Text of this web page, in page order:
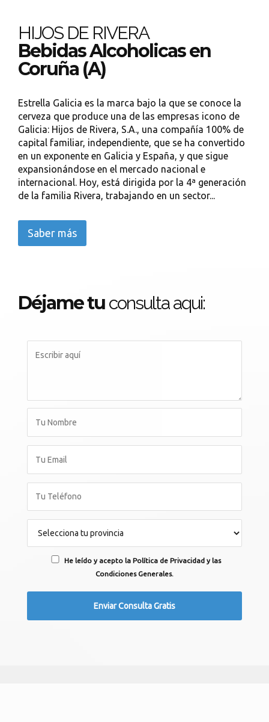
HIJOS DE RIVERA
Bebidas Alcoholicas en
Coruña (A)
Estrella Galicia es la marca bajo la que se conoce la
cerveza que produce una de las empresas icono de
Galicia: Hijos de Rivera, S.A., una compañía 100% de
capital familiar, independiente, que se ha convertido
en un exponente en Galicia y España, y que sigue
expansionándose en el mercado nacional e
internacional. Hoy, está dirigida por la 4ª generación
de la familia Rivera, trabajando en un sector...
Saber más
Déjame tu consulta aqui:
He leído y acepto la Política de Privacidad y las
Condiciones Generales.